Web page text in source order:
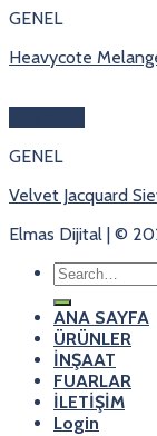
GENEL
Heavycote
GENEL
Velvet Jacquard
Elmas Dijital | ©
Search
ANA SAYFA
ÜRÜNLER
İNŞAAT
FUARLAR
İLETİŞİM
Login